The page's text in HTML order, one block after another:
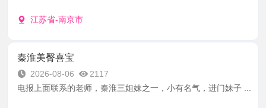
江苏省-南京市
秦淮美臀喜宝
2026-08-06
2117
电报上面联系的老师，秦淮三姐妹之一，小有名气，进门妹子 ...